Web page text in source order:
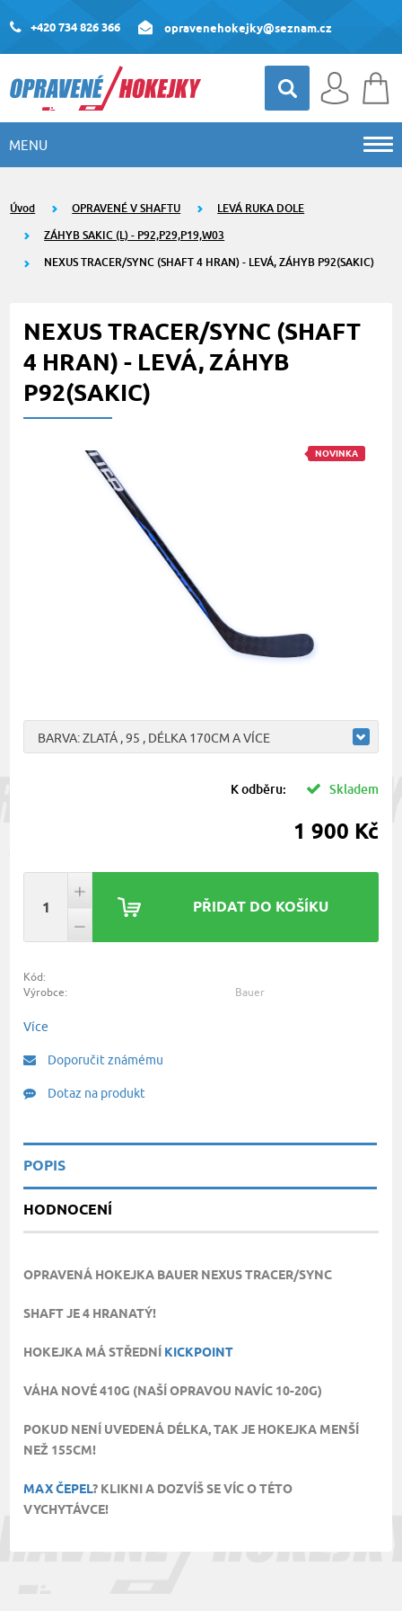
+420 734 826 366 opravenehokejky@seznam.cz
MENU
Úvod OPRAVENÉ V SHAFTU
LEVÁ RUKA DOLE
ZÁHYB SAKIC (L) - P92,P29,P19,W03
NEXUS TRACER/SYNC (SHAFT 4 HRAN) - LEVÁ, ZÁHYB P92(SAKIC)
NEXUS TRACER/SYNC (SHAFT
4 HRAN) - LEVÁ, ZÁHYB
P92(SAKIC)
NOVINKA
BARVA: ZLATÁ , 95 , DÉLKA 170CM A VÍCE
K odběru: Skladem
1 900 Kč
PŘIDAT DO KOŠÍKU
Kód:
Výrobce:
Bauer
Více
Doporučit známému
Dotaz na produkt
POPIS
HODNOCENÍ
OPRAVENÁ HOKEJKA BAUER NEXUS TRACER/SYNC
SHAFT JE 4 HRANATÝ!
HOKEJKA MÁ STŘEDNÍ KICKPOINT
VÁHA NOVÉ 410G (NAŠÍ OPRAVOU NAVÍC 10-20G)
POKUD NENÍ UVEDENÁ DÉLKA, TAK JE HOKEJKA MENŠÍ
NEŽ 155CM!
MAX ČEPEL? KLIKNI A DOZVÍŠ SE VÍC O TÉTO
VYCHYTÁVCE!